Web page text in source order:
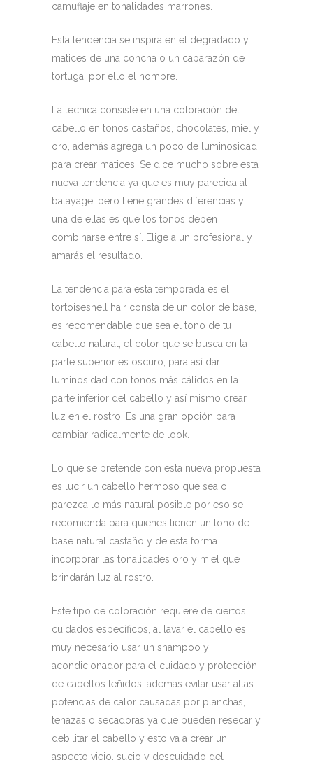
camuflaje en tonalidades marrones.
Esta tendencia se inspira en el degradado y
matices de una concha o un caparazón de
tortuga, por ello el nombre.
La técnica consiste en una coloración del
cabello en tonos castaños, chocolates, miel y
oro, además agrega un poco de luminosidad
para crear matices. Se dice mucho sobre esta
nueva tendencia ya que es muy parecida al
balayage, pero tiene grandes diferencias y
una de ellas es que los tonos deben
combinarse entre sí. Elige a un profesional y
amarás el resultado.
La tendencia para esta temporada es el
tortoiseshell hair consta de un color de base,
es recomendable que sea el tono de tu
cabello natural, el color que se busca en la
parte superior es oscuro, para así dar
luminosidad con tonos más cálidos en la
parte inferior del cabello y así mismo crear
luz en el rostro. Es una gran opción para
cambiar radicalmente de look.
Lo que se pretende con esta nueva propuesta
es lucir un cabello hermoso que sea o
parezca lo más natural posible por eso se
recomienda para quienes tienen un tono de
base natural castaño y de esta forma
incorporar las tonalidades oro y miel que
brindarán luz al rostro.
Este tipo de coloración requiere de ciertos
cuidados específicos, al lavar el cabello es
muy necesario usar un shampoo y
acondicionador para el cuidado y protección
de cabellos teñidos, además evitar usar altas
potencias de calor causadas por planchas,
tenazas o secadoras ya que pueden resecar y
debilitar el cabello y esto va a crear un
aspecto viejo, sucio y descuidado del